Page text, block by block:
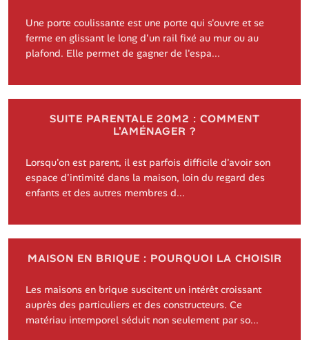
Une porte coulissante est une porte qui s'ouvre et se
ferme en glissant le long d'un rail fixé au mur ou au
plafond. Elle permet de gagner de l'espa...
SUITE PARENTALE 20M2 : COMMENT
L'AMÉNAGER ?
Lorsqu'on est parent, il est parfois difficile d'avoir son
espace d'intimité dans la maison, loin du regard des
enfants et des autres membres d...
MAISON EN BRIQUE : POURQUOI LA CHOISIR
Les maisons en brique suscitent un intérêt croissant
auprès des particuliers et des constructeurs. Ce
matériau intemporel séduit non seulement par so...